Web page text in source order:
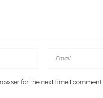
for the next time I comment.